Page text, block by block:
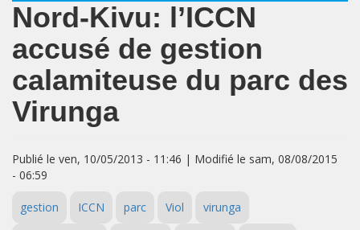
Nord-Kivu: l’ICCN
accusé de gestion
calamiteuse du parc des
Virunga
Publié le ven, 10/05/2013 - 11:46 | Modifié le sam, 08/08/2015
- 06:59
gestion ICCN parc Viol virunga